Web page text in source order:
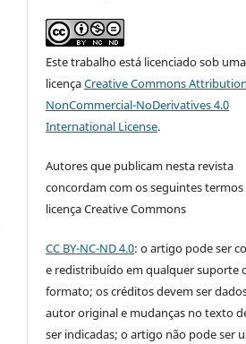
Este trabalho está licenciado sob uma
licençaCreative Commons
NonCommercial-NoDerivatives 4.0
International License.
Autores que publicam nesta revista
concordam com os seguintes termos
licença Creative Commons
CC BY-NC-ND 4.0: o artigo pode ser
e redistribuído em qualquer suporte
formato; os créditos devem ser
autor original e mudanças no texto
ser indicadas; o artigo não pode ser